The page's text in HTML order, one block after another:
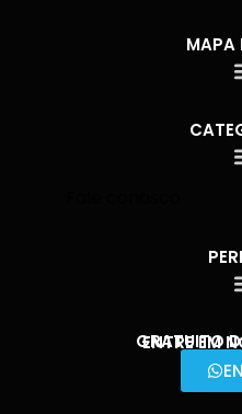
MAPA
ENTRE EM
GRATUITO